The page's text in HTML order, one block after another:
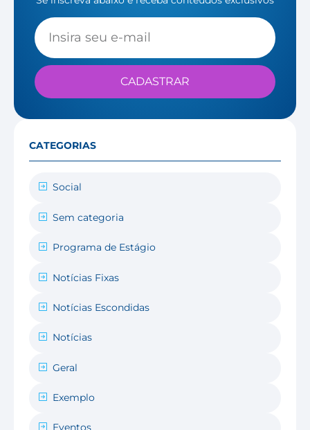
CADASTRAR
CATEGORIAS
Social
Sem categoria
Programa de Estágio
Notícias Fixas
Notícias Escondidas
Notícias
Geral
Exemplo